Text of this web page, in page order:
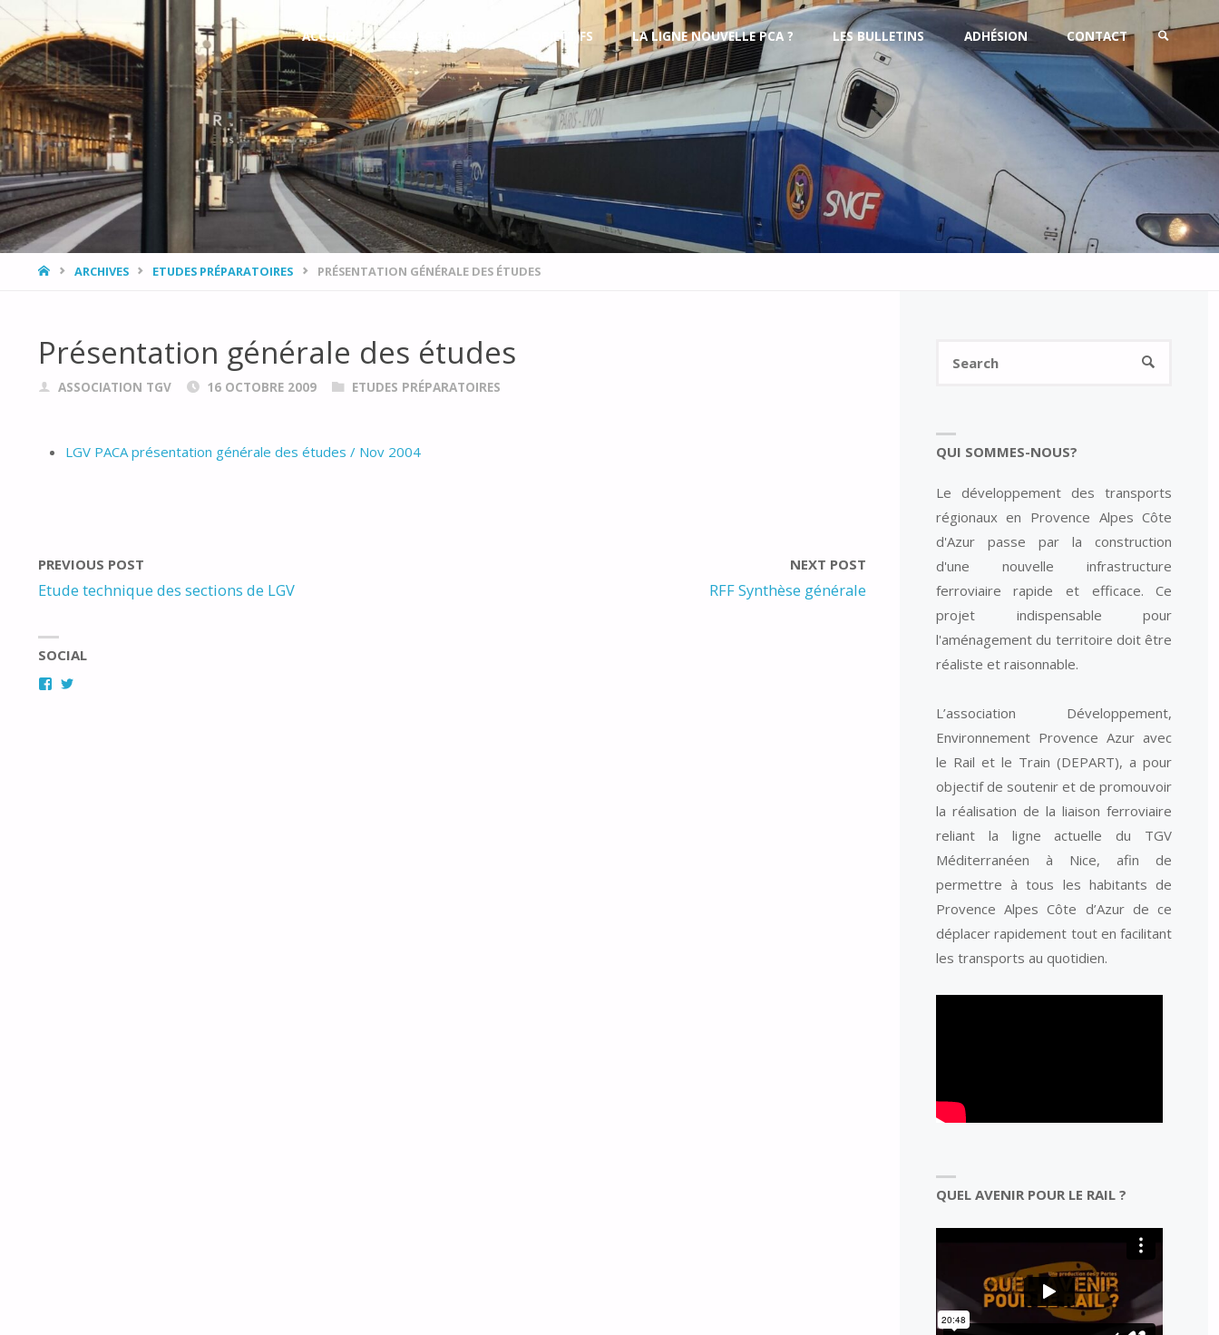
L’ASSOCIATION
DÉVELOPPEMENT,
ENVIRONNEMENT
PROVENCE AZUR
AVEC LE RAIL ET
LE TRAIN
(DEPART)
to
content
ACCUEIL L’ASSOCIATION OBJECTIFS LA LIGNE NOUVELLE PCA ? LES BULLETINS ADHÉSION CONTACT
SEARCH
HOMEARCHIVES ETUDES PRÉPARATOIRES PRÉSENTATION GÉNÉRALE DES ÉTUDES
Présentation générale des études
ASSOCIATION TGV 16 OCTOBRE 2009 ETUDES PRÉPARATOIRES
LGV PACA présentation générale des études / Nov 2004
PREVIOUS POST
Etude technique des sections de LGV
NEXT POST
RFF Synthèse générale
SOCIAL
Facebook
Twitter
SEARCH
QUI SOMMES-NOUS?
Le développement des transports
régionaux en Provence Alpes Côte
d'Azur passe par la construction
d'une nouvelle infrastructure
ferroviaire rapide et efficace. Ce
projet indispensable pour
l'aménagement du territoire doit être
réaliste et raisonnable.
L’association Développement,
Environnement Provence Azur avec
le Rail et le Train (DEPART), a pour
objectif de soutenir et de promouvoir
la réalisation de la liaison ferroviaire
reliant la ligne actuelle du TGV
Méditerranéen à Nice, afin de
permettre à tous les habitants de
Provence Alpes Côte d’Azur de ce
déplacer rapidement tout en facilitant
les transports au quotidien.
QUEL AVENIR POUR LE RAIL ?